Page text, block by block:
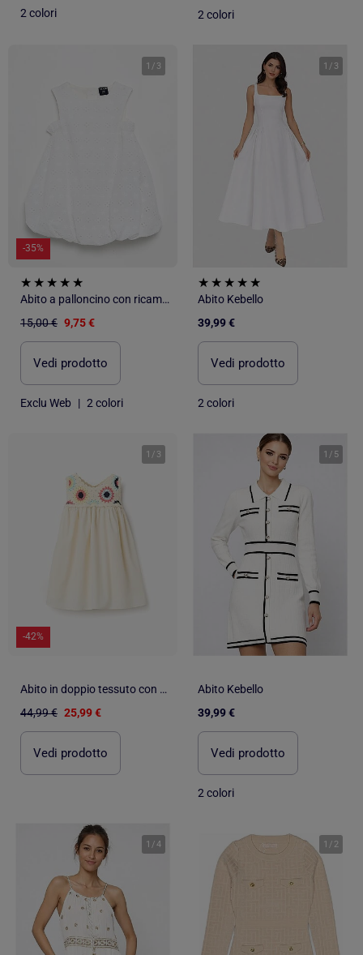
2 colori 2 colori
1 / 3
-35%
Abito a palloncino con ricami sangallo
15,00 € 9,75 €
Vedi prodotto
Exclu Web | 2 colori
1 / 3
Abito Kebello
39,99 €
Vedi prodotto
2 colori
1 / 3
-42%
Abito in doppio tessuto con fiori all'uncinetto
44,99 € 25,99 €
Vedi prodotto
1 / 5
Abito Kebello
39,99 €
Vedi prodotto
2 colori
1 /4 1 / 2